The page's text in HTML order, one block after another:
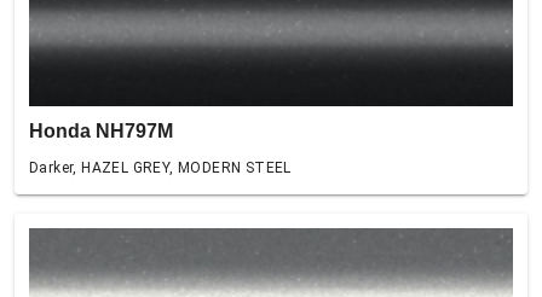
Honda NH797M
Darker, HAZEL GREY, MODERN STEEL